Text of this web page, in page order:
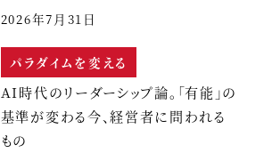
2026年7月31日
パラダイムを変える
AI時代のリーダーシップ論。「有能」の
基準が変わる今、経営者に問われる
もの